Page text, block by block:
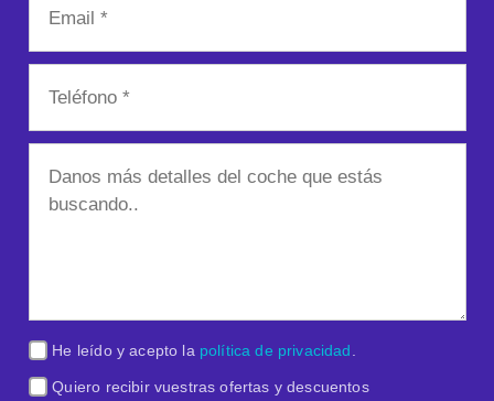
He leído y acepto la política de privacidad
Quiero recibir vuestras ofertas y descuentos